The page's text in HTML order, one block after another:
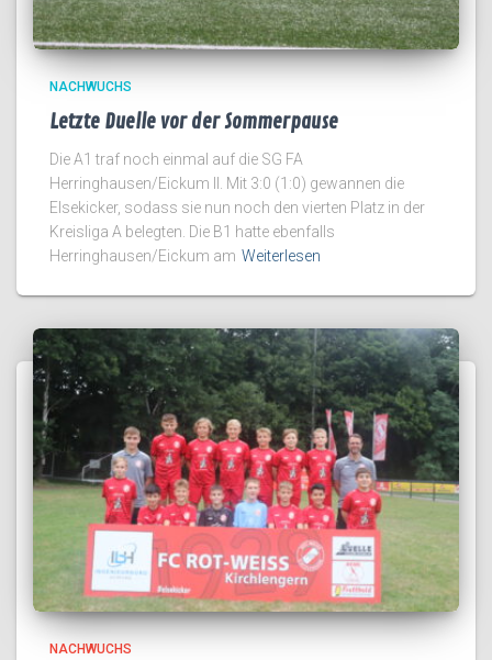
NACHWUCHS
Letzte Duelle vor der Sommerpause
Die A1 traf noch einmal auf die SG FA
Herringhausen/Eickum II. Mit 3:0 (1:0) gewannen die
Elsekicker, sodass sie nun noch den vierten Platz in der
Kreisliga A belegten. Die B1 hatte ebenfalls
Herringhausen/Eickum am Weiterlesen
NACHWUCHS